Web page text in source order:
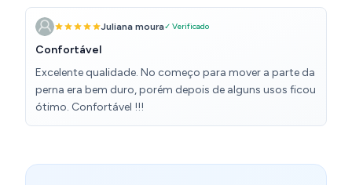
insane and powerful I could not Possibly endorse this
product more.Juliana moura✓ Verificado
Confortável
Excelente qualidade. No começo para mover a parte da
perna era bem duro, porém depois de alguns usos ficou
ótimo. Confortável !!!